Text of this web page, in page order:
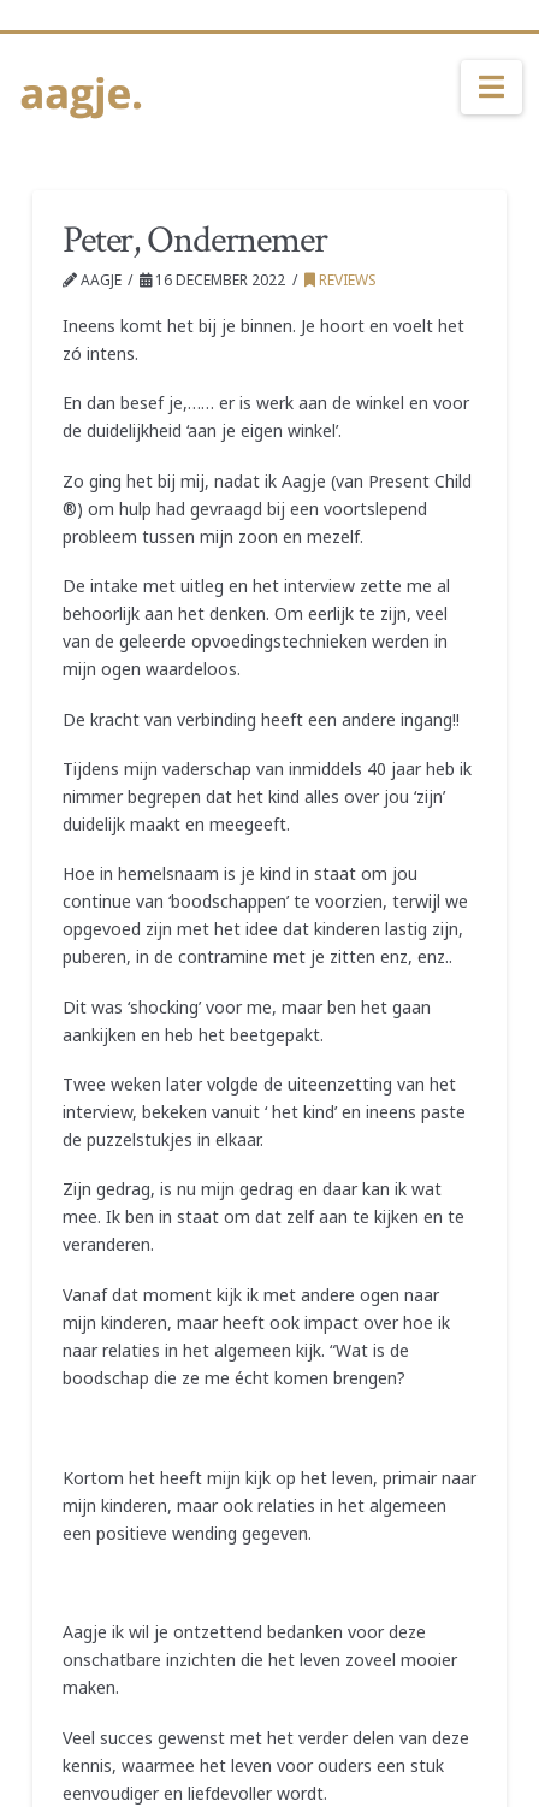
Peter, Ondernemer
AAGJE 16 DECEMBER 2022 REVIEWS
Ineens komt het bij je binnen. Je hoort en voelt het
zó intens.
En dan besef je,…… er is werk aan de winkel en voor
de duidelijkheid ‘aan je eigen winkel’.
Zo ging het bij mij, nadat ik Aagje (van Present Child
®) om hulp had gevraagd bij een voortslepend
probleem tussen mijn zoon en mezelf.
De intake met uitleg en het interview zette me al
behoorlijk aan het denken. Om eerlijk te zijn, veel
van de geleerde opvoedingstechnieken werden in
mijn ogen waardeloos.
De kracht van verbinding heeft een andere ingang!!
Tijdens mijn vaderschap van inmiddels 40 jaar heb ik
nimmer begrepen dat het kind alles over jou ‘zijn’
duidelijk maakt en meegeeft.
Hoe in hemelsnaam is je kind in staat om jou
continue van ‘boodschappen’ te voorzien, terwijl we
opgevoed zijn met het idee dat kinderen lastig zijn,
puberen, in de contramine met je zitten enz, enz..
Dit was ‘shocking’ voor me, maar ben het gaan
aankijken en heb het beetgepakt.
Twee weken later volgde de uiteenzetting van het
interview, bekeken vanuit ‘ het kind’ en ineens paste
de puzzelstukjes in elkaar.
Zijn gedrag, is nu mijn gedrag en daar kan ik wat
mee. Ik ben in staat om dat zelf aan te kijken en te
veranderen.
Vanaf dat moment kijk ik met andere ogen naar
mijn kinderen, maar heeft ook impact over hoe ik
naar relaties in het algemeen kijk. “Wat is de
boodschap die ze me écht komen brengen?
Kortom het heeft mijn kijk op het leven, primair naar
mijn kinderen, maar ook relaties in het algemeen
een positieve wending gegeven.
Aagje ik wil je ontzettend bedanken voor deze
onschatbare inzichten die het leven zoveel mooier
maken.
Veel succes gewenst met het verder delen van deze
kennis, waarmee het leven voor ouders een stuk
eenvoudiger en liefdevoller wordt.